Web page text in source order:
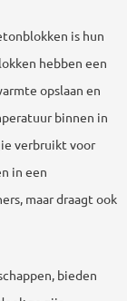
is hun
hebben een
opslaan en
binnen in
verbruikt voor
in een
maar draagt ook
bieden